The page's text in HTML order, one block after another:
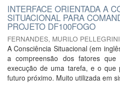
INTERFACE ORIENTADA A
SITUACIONAL PARA
PROJETO DF100FOGO
FERNANDES, MURILO PELLEGRINI
A Consciência Situacional (em
a compreensão dos fatores
execução de uma tarefa, e o
futuro próximo. Muito utilizada em